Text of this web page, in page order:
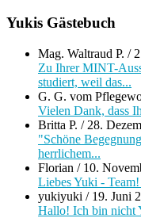
Yukis Gästebuch
Mag. Waltraud P. /
Zu Ihrer MINT-
studiert, weil das...
G. G. vom
Vielen Dank, dass
Britta P. / 28.
"Schöne
herrlichem...
Florian / 10.
Liebes Yuki -
yukiyuki / 19. Juni
Hallo! Ich bin nicht